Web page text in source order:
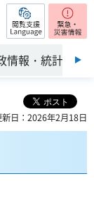
閲覧支援
情報・統計
新日：2026年2月18日